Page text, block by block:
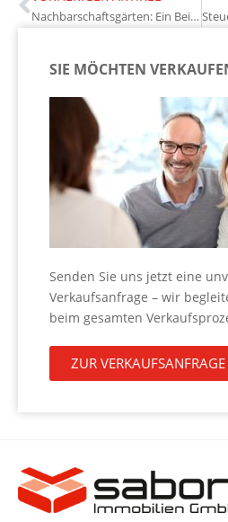
Nachbarschaftsgärten: Ein Beitrag zur Wertsteigerung von Immobilien
SIE MÖCHTEN
Senden Sie uns jetzt eine
Verkaufsanfrage – wir
beim gesamten
ZUR VERKAUFSANFRAGE